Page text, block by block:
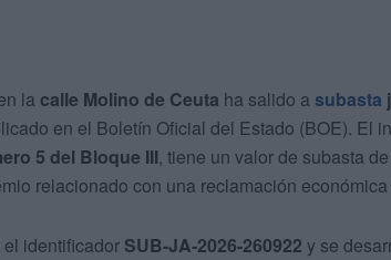
la calle Molino de Ceuta ha salido a subasta
en el Boletín Oficial del Estado (BOE). El
5 del Bloque III, tiene un valor de subasta de
relacionado con una reclamación económica
identificador SUB-JA-2026-260922 y se